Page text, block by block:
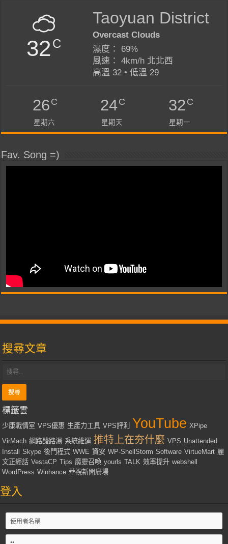
32C
Taoyuan District
Overcast Clouds
濕度： 69%
風速： 4km/h 北北西
高溫 32 • 低溫 29
26C
星期六
24C
星期天
32C
星期一
Fav. Song =)
搜尋文章
標籤雲
少康戰情室 VPS優惠 生產力工具 VPS評測 YouTube XPipe
VirMach 網路酸路湯 系統維運 推特上在夯什麼 VPS Unattended
Install
Skype 後門程式 WWE 資安 WP-ShellStorm Software VirtueMart 麗
文正經話 VestaCP Tips 魔靈召喚 yourls TALK 效率提升 webshell
WordPress Winhance 華視新聞廣場
登入